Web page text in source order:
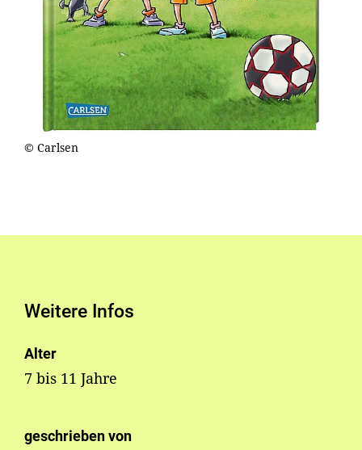
© Carlsen
Weitere Infos
Alter
7 bis 11 Jahre
geschrieben von